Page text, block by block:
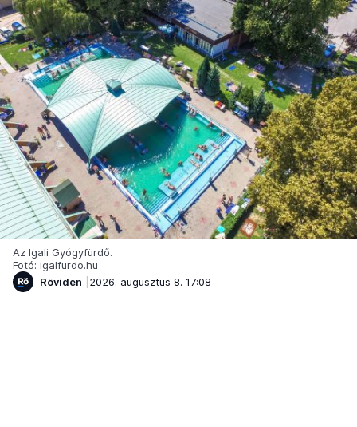
Az Igali Gyógyfürdő.
Fotó: igalfurdo.hu
Röviden
2026. augusztus 8. 17:08